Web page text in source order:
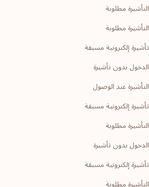
التأشيرة مطلوبة
التأشيرة مطلوبة
تأشيرة إلكترونية مسبقة
الدخول بدون تأشيرة
التأشيرة عند الوصول
تأشيرة إلكترونية مسبقة
التأشيرة مطلوبة
الدخول بدون تأشيرة
تأشيرة إلكترونية مسبقة